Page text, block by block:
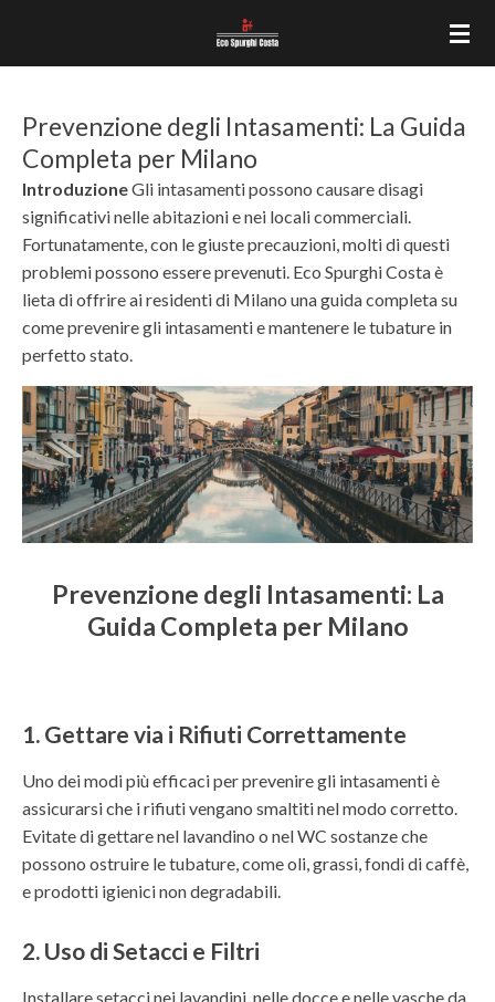
Prevenzione degli Intasamenti: La Guida
Completa per Milano
IntroduzioneGli intasamenti possono causare disagi
significativi nelle abitazioni e nei locali commerciali.
Fortunatamente, con le giuste precauzioni, molti di questi
problemi possono essere prevenuti. Eco Spurghi Costa è
lieta di offrire ai residenti di Milano una guida completa su
come prevenire gli intasamenti e mantenere le tubature in
perfetto stato.
Prevenzione degli Intasamenti: La
Guida Completa per Milano
1. Gettare via i Rifiuti Correttamente
Uno dei modi più efficaci per prevenire gli intasamenti è
assicurarsi che i rifiuti vengano smaltiti nel modo corretto.
Evitate di gettare nel lavandino o nel WC sostanze che
possono ostruire le tubature, come oli, grassi, fondi di caffè,
e prodotti igienici non degradabili.
2. Uso di Setacci e Filtri
Installare setacci nei lavandini, nelle docce e nelle vasche da